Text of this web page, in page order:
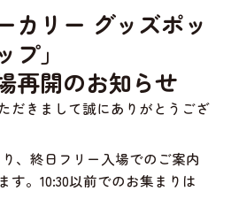
カリー グッズポッ
」
再開のお知らせ
だきまして誠にありがとうござ
、終日フリー入場でのご案内
す。10:30以前でのお集まりは